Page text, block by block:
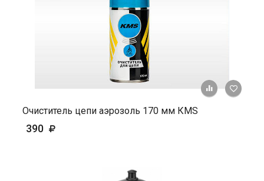
+ К
Очиститель цепи аэрозоль 170 мм КМS
390